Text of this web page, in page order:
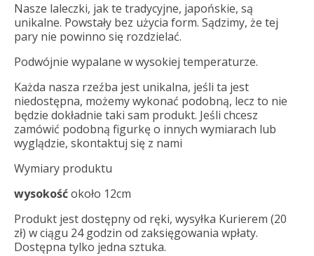
Nasze laleczki, jak te tradycyjne, japońskie, są
unikalne. Powstały bez użycia form. Sądzimy, że tej
pary nie powinno się rozdzielać.
Podwójnie wypalane w wysokiej temperaturze.
Każda nasza rzeźba jest unikalna, jeśli ta jest
niedostępna, możemy wykonać podobną, lecz to nie
będzie dokładnie taki sam produkt. Jeśli chcesz
zamówić podobną figurkę o innych wymiarach lub
wyglądzie, skontaktuj się z nami
Wymiary produktu
wysokośćokoło 12cm
Produkt jest dostępny od ręki, wysyłka Kurierem (20
zł) w ciągu 24 godzin od zaksięgowania wpłaty.
Dostępna tylko jedna sztuka.